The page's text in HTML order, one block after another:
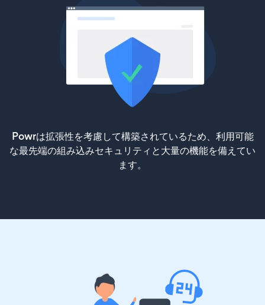
Powrは拡張性を考慮して構築されているため、利用可能
な最先端の組み込みセキュリティと大量の機能を備えてい
ます。